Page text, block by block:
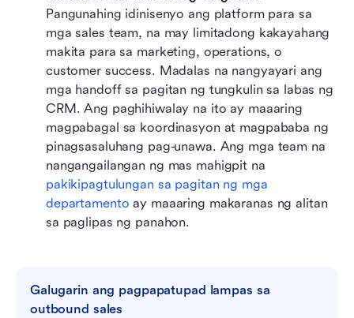
Pangunahing idinisenyo ang platform para sa
mga sales team, na may limitadong kakayahang
makita para sa marketing, operations, o
customer success. Madalas na nangyayari ang
mga handoff sa pagitan ng tungkulin sa labas ng
CRM. Ang paghihiwalay na ito ay maaaring
magpabagal sa koordinasyon at magpababa ng
pinagsasaluhang pag-unawa. Ang mga team na
pakikipagtulungan sa pagitan ng mga
departamento ay maaaring makaranas ng alitan
sa paglipas ng panahon.
Galugarin ang pagpapatupad lampas sa
outbound sales